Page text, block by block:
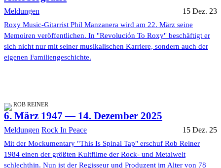
Meldungen 15 Dez. 23
Roxy Music-Gitarrist Phil Manzanera wird am 22. März seine
Memoiren veröffentlichen. In "Revolución To Roxy" beschäftigt er
sich nicht nur mit seiner musikalischen Karriere, sondern auch der
eigenen Familiengeschichte.
ROB REINER
6. März 1947 — 14. Dezember 2025
Meldungen Rock In Peace 15 Dez. 25
Mit der Mockumentary "This Is Spinal Tap" erschuf Rob Reiner
1984 einen der größten Kultfilme der Rock- und Metalwelt
schlechthin. Nun ist der Regisseur und Produzent im Alter von 78